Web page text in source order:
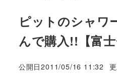
ピットのシャワ
んで購入!!【富
公開日2011/05/16 11:32